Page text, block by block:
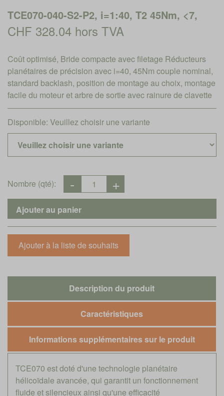
TCE070-040-S2-P2, i=1:40, T2 45Nm, <7,
CHF 328.04 hors TVA
Coût optimisé, Bride compacte avec filetage Réducteurs
planétaires de précision avec i=40, 45Nm couple nominal,
standard backlash, position de montage au choix, montage
facile du moteur et arbre de sortie avec rainure de clavette
Disponible: Veuillez choisir une variante
Nombre (qté):
Description du produit
Caractéristiques
Informations supplémentaires sur le produit
TCE070 est doté d'une technologie planétaire
hélicoïdale avancée, qui garantit un fonctionnement
fluide et silencieux ainsi qu'une efficacité